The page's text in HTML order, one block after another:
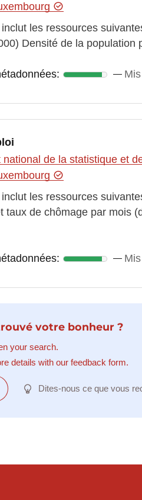
les ressources
Densité de la
national de la statistique et
les ressources
taux de chômage par mois
votre bonheur ?
your search.
details with our feedback form.
Dites-nous ce que vous